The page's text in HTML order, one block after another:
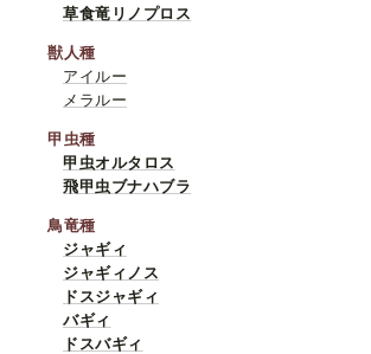
草食竜リノプロス
獣人種
アイルー
メラルー
甲虫種
甲虫オルタロス
飛甲虫ブナハブラ
鳥竜種
ジャギィ
ジャギィノス
ドスジャギィ
バギィ
ドスバギィ